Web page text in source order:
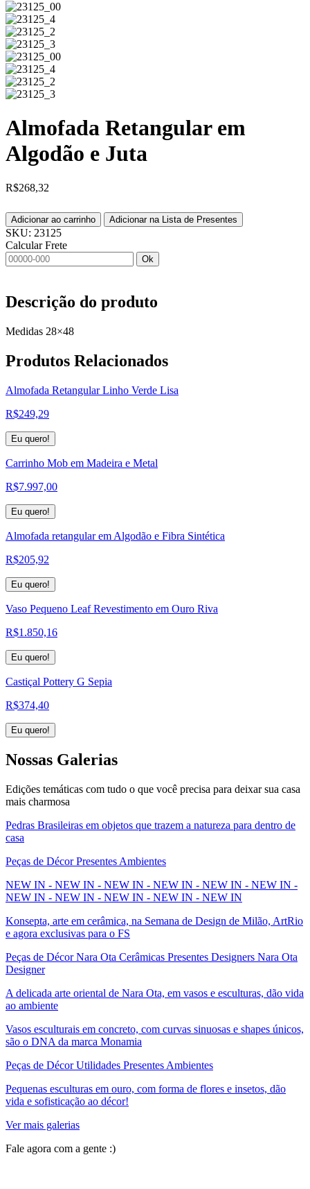
Almofada Retangular em
Algodão e Juta
R$268,32
Adicionar ao carrinho Adicionar na Lista de Presentes
SKU: 23125
Calcular Frete
Ok
Descrição do produto
Medidas 28×48
Produtos Relacionados
Almofada Retangular Linho Verde Lisa
R$249,29
Eu quero!
Carrinho Mob em Madeira e Metal
R$7.997,00
Eu quero!
Almofada retangular em Algodão e Fibra Sintética
R$205,92
Eu quero!
Vaso Pequeno Leaf Revestimento em Ouro Riva
R$1.850,16
Eu quero!
Castiçal Pottery G Sepia
R$374,40
Eu quero!
Nossas Galerias
Edições temáticas com tudo o que você precisa para deixar sua casa
mais charmosa
Pedras Brasileiras em objetos que trazem a natureza para dentro de
casa
Peças de Décor Presentes Ambientes
NEW IN - NEW IN - NEW IN - NEW IN - NEW IN - NEW IN -
NEW IN - NEW IN - NEW IN - NEW IN - NEW IN
Konsepta, arte em cerâmica, na Semana de Design de Milão, ArtRio
e agora exclusivas para o FS
Peças de Décor Nara Ota Cerâmicas Presentes Designers Nara Ota
Designer
A delicada arte oriental de Nara Ota, em vasos e esculturas, dão vida
ao ambiente
Vasos esculturais em concreto, com curvas sinuosas e shapes únicos,
são o DNA da marca Monamia
Peças de Décor Utilidades Presentes Ambientes
Pequenas esculturas em ouro, com forma de flores e insetos, dão
vida e sofisticação ao décor!
Ver mais galerias
Fale agora com a gente :)